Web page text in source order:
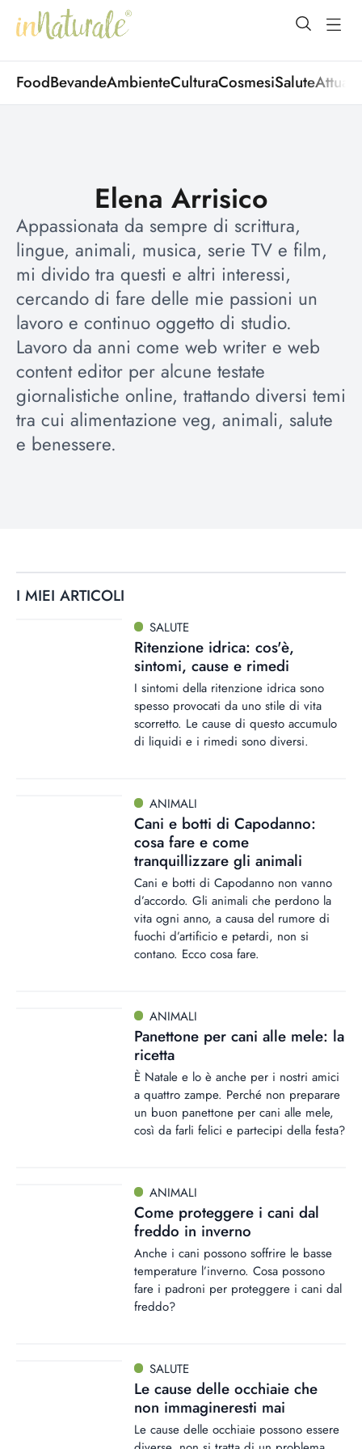
open
FoodBevandeAmbienteCulturaCosmesiSalute
Elena Arrisico
Appassionata da sempre di scrittura,
lingue, animali, musica, serie TV e film,
mi divido tra questi e altri interessi,
cercando di fare delle mie passioni un
lavoro e continuo oggetto di studio.
Lavoro da anni come web writer e web
content editor per alcune testate
giornalistiche online, trattando diversi temi
tra cui alimentazione veg, animali, salute
e benessere.
I MIEI ARTICOLI
SALUTE
Ritenzione idrica: cos'è,
sintomi, cause e rimedi
I sintomi della ritenzione idrica sono
spesso provocati da uno stile di vita
scorretto. Le cause di questo accumulo
di liquidi e i rimedi sono diversi.
ANIMALI
Cani e botti di Capodanno:
cosa fare e come
tranquillizzare gli animali
Cani e botti di Capodanno non vanno
d’accordo. Gli animali che perdono la
vita ogni anno, a causa del rumore di
fuochi d’artificio e petardi, non si
contano. Ecco cosa fare.
ANIMALI
Panettone per cani alle mele: la
ricetta
È Natale e lo è anche per i nostri amici
a quattro zampe. Perché non preparare
un buon panettone per cani alle mele,
così da farli felici e partecipi della festa?
ANIMALI
Come proteggere i cani dal
freddo in inverno
Anche i cani possono soffrire le basse
temperature l’inverno. Cosa possono
fare i padroni per proteggere i cani dal
freddo?
SALUTE
Le cause delle occhiaie che
non immagineresti mai
Le cause delle occhiaie possono essere